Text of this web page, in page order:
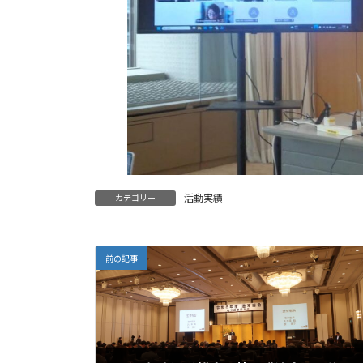
カテゴリー 活動実績
前の記事